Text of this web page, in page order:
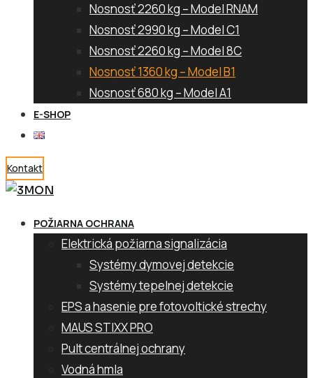
Nosnosť 2260 kg – Model RNAM
Nosnosť 2990 kg – Model C1
Nosnosť 2260 kg – Model 8C
Nosnosť 1360 kg – Model B1
Nosnosť 680 kg – Model A1
E-SHOP
Kontakt
POŽIARNA OCHRANA
Elektrická požiarna signalizácia
Systémy dymovej detekcie
Systémy tepelnej detekcie
EPS a hasenie pre fotovoltické strechy
MAUS STIXX PRO
Pult centrálnej ochrany
Vodná hmla